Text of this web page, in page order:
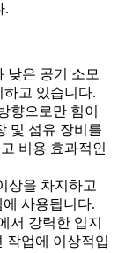
.
낮은 공기 소모
하고 있습니다.
향으로만 힘이
및 섬유 장비를
비용 효과적인
상을 차지하고
사용됩니다.
서 강력한 입지
작업에 이상적입